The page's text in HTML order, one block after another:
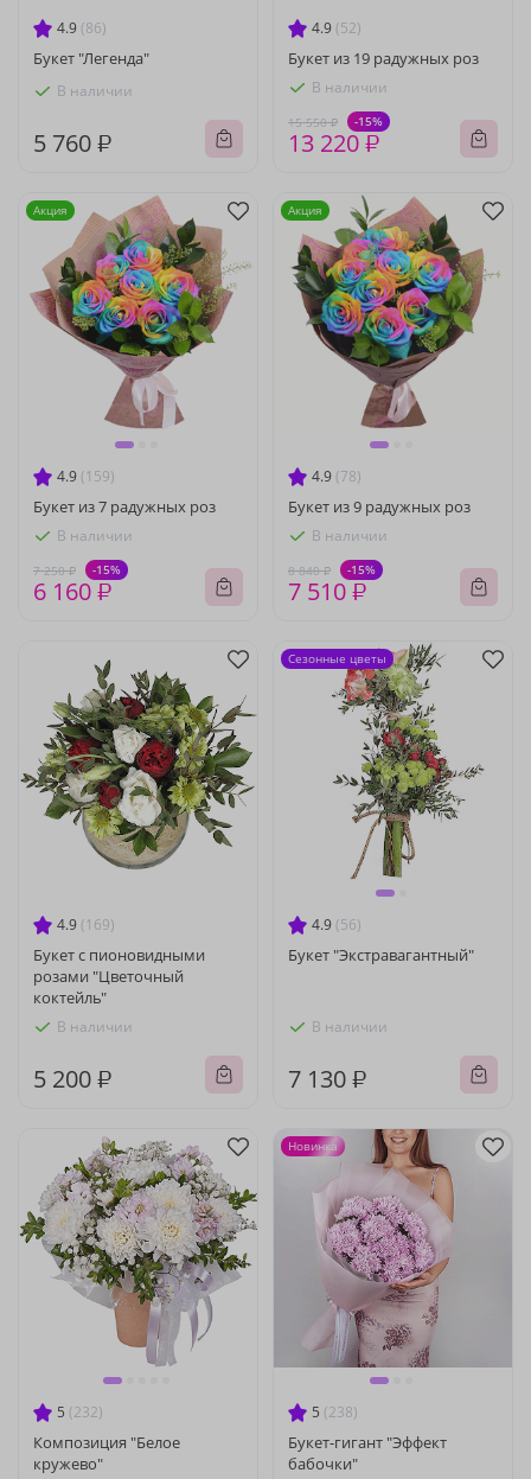
4.9 (86)
Букет "Легенда"
В наличии
5 760 ₽
4.9 (52)
Букет из 19 радужных роз
В наличии
15 550 ₽ -15%
13 220 ₽
4.9 (159)
Букет из 7 радужных роз
В наличии
7 250 ₽ -15%
6 160 ₽
Акция
4.9 (78)
Букет из 9 радужных роз
В наличии
8 840 ₽ -15%
7 510 ₽
Акция
4.9 (169)
Букет с пионовидными
розами "Цветочный
коктейль"
В наличии
5 200 ₽
4.9 (56)
Букет "Экстравагантный"
В наличии
7 130 ₽
Сезонные цветы
5 (232)
Композиция "Белое
кружево"
5 (238)
Букет-гигант "Эффект
бабочки"
Новинка